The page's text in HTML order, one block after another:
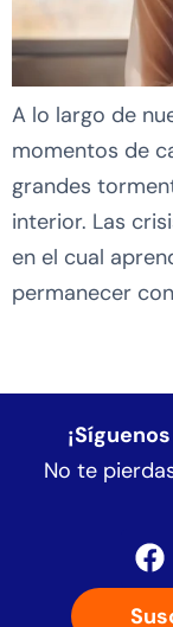
A lo largo de
momentos de
grandes
interior. Las
en el cual
permanecer
No te